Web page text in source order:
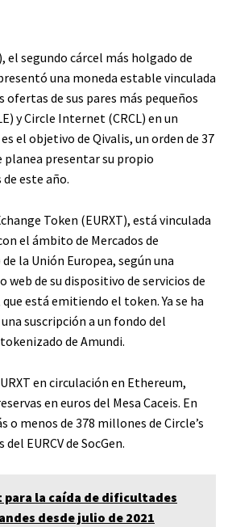
el segundo cárcel más holgado de
una moneda estable vinculada
ofertas de sus pares más pequeños
y Circle Internet (CRCL) en un
el objetivo de Qivalis, un orden de 37
planea presentar su propio
este año.
Token (EURXT), está vinculada
el ámbito de Mercados de
la Unión Europea, según una
web de su dispositivo de servicios de
está emitiendo el token. Ya se ha
suscripción a un fondo del
de Amundi.
en circulación en Ethereum,
en euros del Mesa Caceis. En
o menos de 378 millones de Circle’s
EURCV de SocGen.
la caída de dificultades
desde julio de 2021